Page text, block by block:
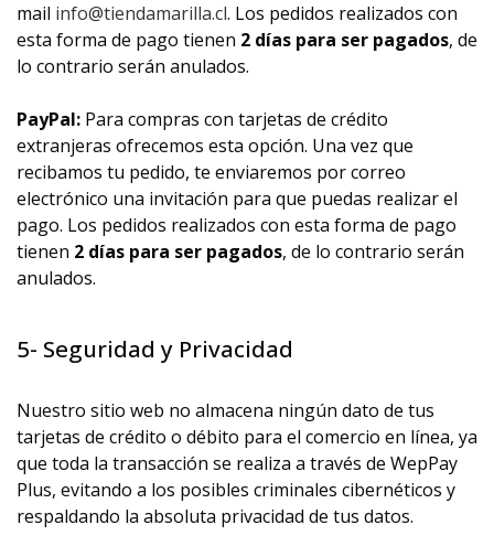
mail info@tiendamarilla.cl. Los pedidos realizados con
esta forma de pago tienen 2 días para ser pagados, de
lo contrario serán anulados.
PayPal: Para compras con tarjetas de crédito
extranjeras ofrecemos esta opción. Una vez que
recibamos tu pedido, te enviaremos por correo
electrónico una invitación para que puedas realizar el
pago. Los pedidos realizados con esta forma de pago
tienen 2 días para ser pagados, de lo contrario serán
anulados.
5- Seguridad y Privacidad
Nuestro sitio web no almacena ningún dato de tus
tarjetas de crédito o débito para el comercio en línea, ya
que toda la transacción se realiza a través de WepPay
Plus, evitando a los posibles criminales cibernéticos y
respaldando la absoluta privacidad de tus datos.